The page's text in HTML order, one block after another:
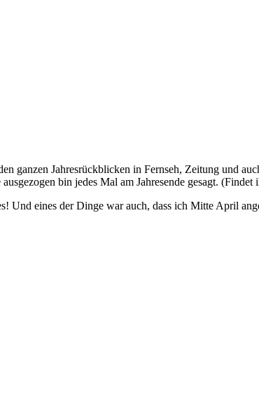
ganzen Jahresrückblicken in Fernseh, Zeitung und
bin jedes Mal am Jahresende gesagt.
Und eines der Dinge war auch, dass ich Mitte April